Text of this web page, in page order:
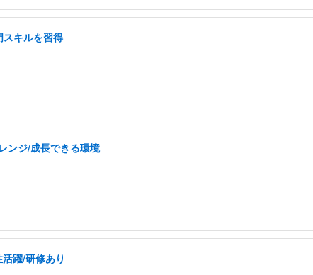
キルを習得
ンジ/成長できる環境
躍/研修あり